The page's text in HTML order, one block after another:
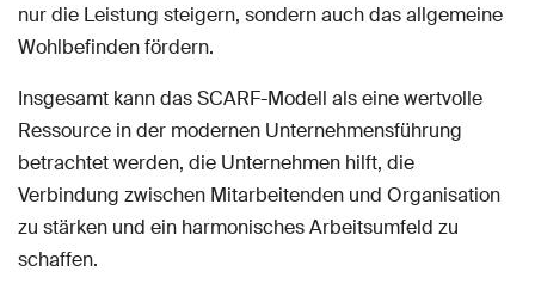
nur die Leistung steigern, sondern auch das allgemeine
Wohlbefinden fördern.
Insgesamt kann das SCARF-Modell als eine wertvolle
Ressource in der modernen Unternehmensführung
betrachtet werden, die Unternehmen hilft, die
Verbindung zwischen Mitarbeitenden und Organisation
zu stärken und ein harmonisches Arbeitsumfeld zu
schaffen.